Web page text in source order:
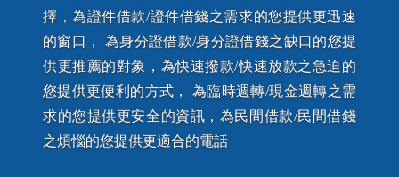
擇，為證件借款/證件借錢之需求的您提供更迅速
的窗口， 為身分證借款/身分證借錢之缺口的您提
供更推薦的對象，為快速撥款/快速放款之急迫的
您提供更便利的方式， 為臨時週轉/現金週轉之需
求的您提供更安全的資訊，為民間借款/民間借錢
之煩惱的您提供更適合的電話